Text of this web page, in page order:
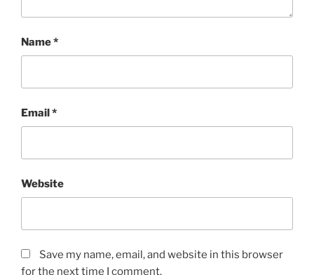
Name*
Email*
Website
Save my name, email, and website in this browser
for the next time I comment.